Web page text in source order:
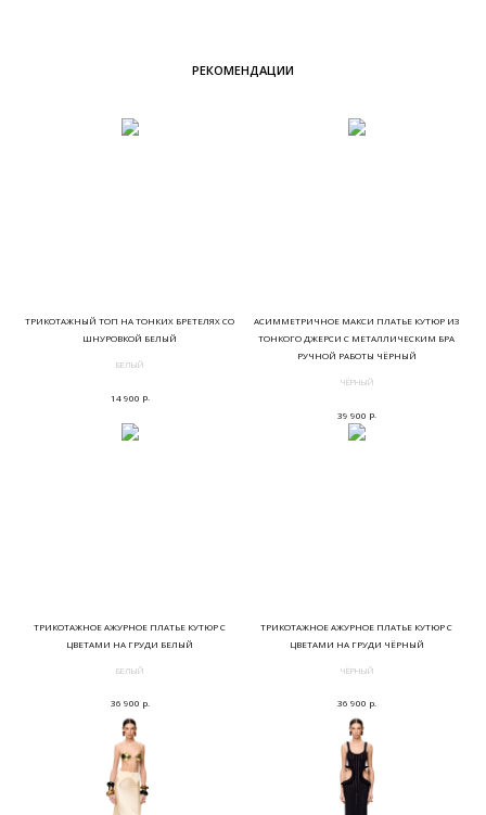
РЕКОМЕНДАЦИИ
ТРИКОТАЖНЫЙ ТОП НА ТОНКИХ БРЕТЕЛЯХ СО
ШНУРОВКОЙ БЕЛЫЙ
БЕЛЫЙ
14 900 р.
АСИММЕТРИЧНОЕ МАКСИ ПЛАТЬЕ КУТЮР ИЗ
ТОНКОГО ДЖЕРСИ С МЕТАЛЛИЧЕСКИМ БРА
РУЧНОЙ РАБОТЫ ЧЁРНЫЙ
ЧЁРНЫЙ
39 900 р.
ТРИКОТАЖНОЕ АЖУРНОЕ ПЛАТЬЕ КУТЮР С
ЦВЕТАМИ НА ГРУДИ БЕЛЫЙ
БЕЛЫЙ
36 900 р.
ТРИКОТАЖНОЕ АЖУРНОЕ ПЛАТЬЕ КУТЮР С
ЦВЕТАМИ НА ГРУДИ ЧЁРНЫЙ
ЧЁРНЫЙ
36 900 р.